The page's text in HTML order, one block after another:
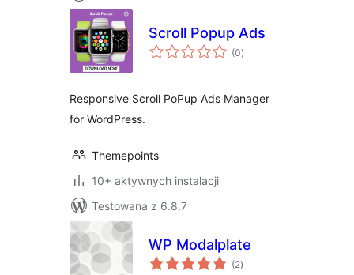
Scroll Popup Ads
(0wszystkich
ocen
)
Responsive Scroll PoPup Ads Manager
for WordPress.
Themepoints
10+ aktywnych instalacji
Testowana z 6.8.7
WP Modalplate
(2wszystkich
ocen
)